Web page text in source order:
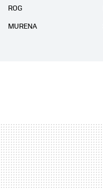
ROG
MURENA